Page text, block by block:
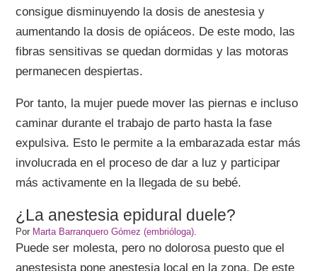
consigue disminuyendo la dosis de anestesia y
aumentando la dosis de opiáceos. De este modo, las
fibras sensitivas se quedan dormidas y las motoras
permanecen despiertas.
Por tanto, la mujer puede mover las piernas e incluso
caminar durante el trabajo de parto hasta la fase
expulsiva. Esto le permite a la embarazada estar más
involucrada en el proceso de dar a luz y participar
más activamente en la llegada de su bebé.
¿La anestesia epidural duele?
Por Marta Barranquero Gómez (embrióloga).
Puede ser molesta, pero no dolorosa puesto que el
anestesista pone anestesia local en la zona. De este